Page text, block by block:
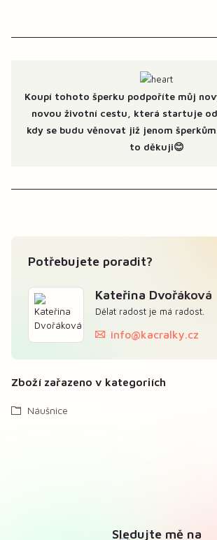
Koupí tohoto šperku podpoříte můj
novou životní cestu, která startuje od
kdy se budu věnovat již jenom
to děkuji😊
Potřebujete poradit?
Kateřina Dvořáková
Dělat radost je má radost.
info@kacralky.cz
Zboží zařazeno v kategoriích
Náušnice
Sledujte mě na